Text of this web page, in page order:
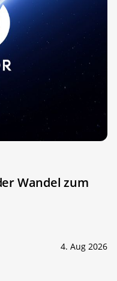
Wandel zum
4. Aug 2026